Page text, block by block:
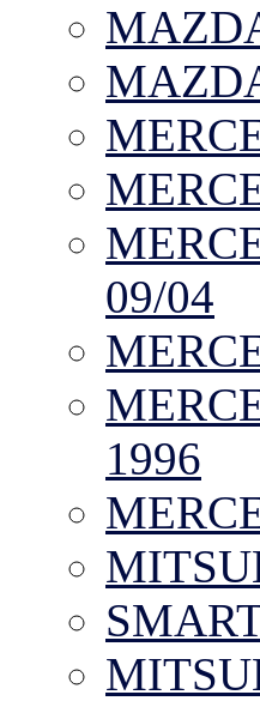
09/04
1996